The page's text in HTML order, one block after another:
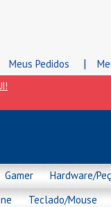
Meus Pedidos |
Gamer Hardware/
Teclado/Mouse